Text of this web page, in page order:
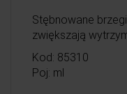
Stębnowane
zwiększają
Kod: 85310
Poj: ml